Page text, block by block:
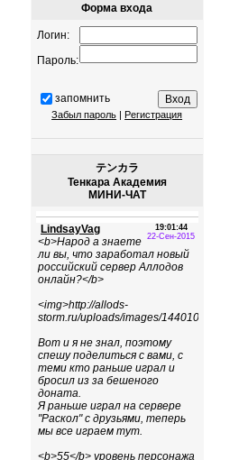
Форма входа
Логин:
Пароль:
запомнить
Забыл пароль |Регистрация
テンカラ
Тенкара Академия
МИНИ-ЧАТ